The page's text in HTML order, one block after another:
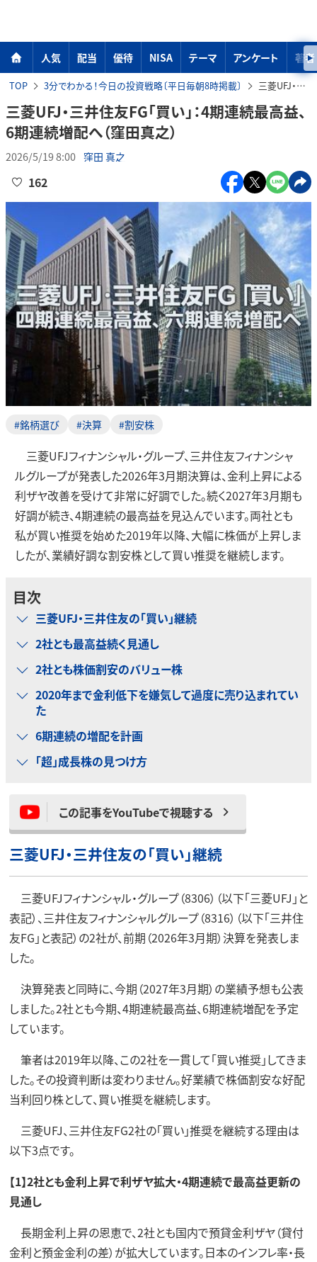
人気 配当 優待 NISA テーマ アンケート 著者
TOP 3分でわかる！今日の投資戦略〔平日毎朝8時掲載〕 三菱UFJ・三井住友FG「買い」：4期連続最高益、6期連続増配へ（窪田真之）
三菱UFJ・三井住友FG「買い」：4期連続最高益、
6期連続増配へ（窪田真之）
2026/5/19 8:00 窪田 真之
162
#銘柄選び #決算 #割安株
三菱UFJフィナンシャル・グループ、三井住友フィナンシャ
ルグループが発表した2026年3月期決算は、金利上昇による
利ザヤ改善を受けて非常に好調でした。続く2027年3月期も
好調が続き、4期連続の最高益を見込んでいます。両社とも
私が買い推奨を始めた2019年以降、大幅に株価が上昇しま
したが、業績好調な割安株として買い推奨を継続します。
目次
三菱UFJ・三井住友の「買い」継続
2社とも最高益続く見通し
2社とも株価割安のバリュー株
2020年まで金利低下を嫌気して過度に売り込まれてい
た
6期連続の増配を計画
「超」成長株の見つけ方
この記事をYouTubeで視聴する
三菱UFJ・三井住友の「買い」継続
三菱UFJフィナンシャル・グループ（8306）（以下「三菱UFJ」と
表記）、三井住友フィナンシャルグループ（8316）（以下「三井住
友FG」と表記）の2社が、前期（2026年3月期）決算を発表しま
した。
決算発表と同時に、今期（2027年3月期）の業績予想も公表
しました。2社とも今期、4期連続最高益、6期連続増配を予定
しています。
筆者は2019年以降、この2社を一貫して「買い推奨」してきま
した。その投資判断は変わりません。好業績で株価割安な好配
当利回り株として、買い推奨を継続します。
三菱UFJ、三井住友FG2社の「買い」推奨を継続する理由は
以下3点です。
【1】2社とも金利上昇で利ザヤ拡大・4期連続で最高益更新の
見通し
長期金利上昇の恩恵で、2社とも国内で預貸金利ザヤ（貸付
金利と預金金利の差）が拡大しています。日本のインフレ率・長